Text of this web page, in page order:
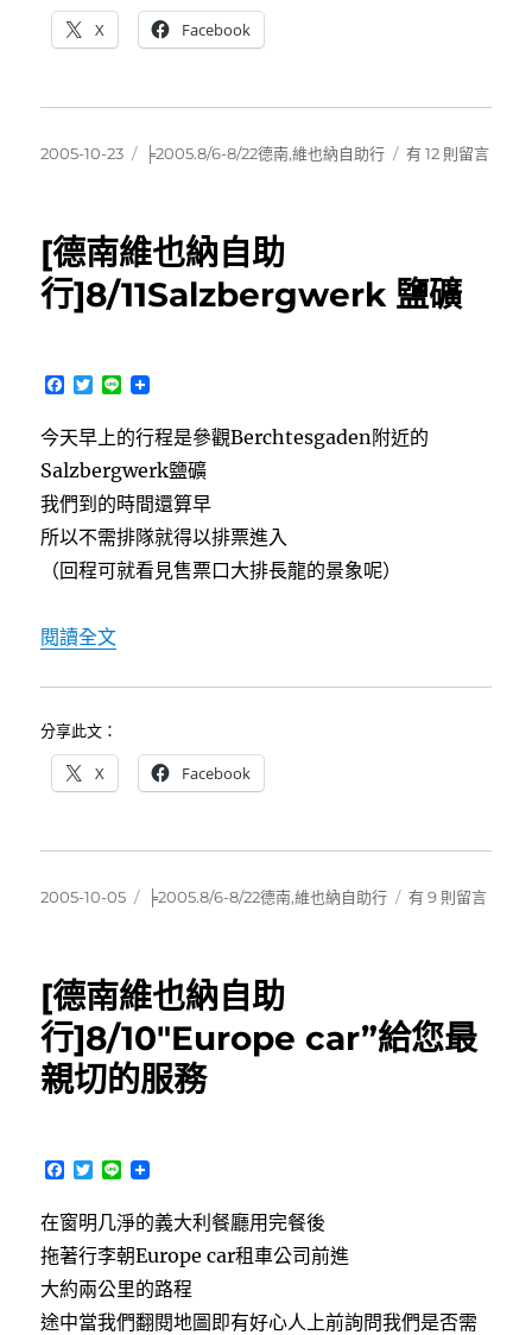
X Facebook
發
2005-10-23
分
╞2005.8/6-8/22德南,維也納自助行
在
納
自
湖〉
中
有 12 則留言
[德南維也納自助
行]8/11Salzbergwerk 鹽礦
F
c
e
b
o
o
k
T
i
t
t
e
r
L
n
e
今天早上的行程是參觀Berchtesgaden附近的
Salzbergwerk鹽礦
我們到的時間還算早
所以不需排隊就得以排票進入
（回程可就看見售票口大排長龍的景象呢）
閱讀全文〈[德南維也納自助行]8/11Salzbergwerk 鹽礦〉
分享此文：
X Facebook
發
2005-10-05
分
╞2005.8/6-8/22德南,維也納自助行
在
納
自
有 9 則留言
[德南維也納自助
行]8/10″Europe car”給您最
親切的服務
F
c
e
b
o
o
k
T
i
t
t
e
r
L
n
e
在窗明几淨的義大利餐廳用完餐後
拖著行李朝Europe car租車公司前進
大約兩公里的路程
途中當我們翻閱地圖即有好心人上前詢問我們是否需